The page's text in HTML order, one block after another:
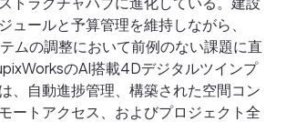
ュールと予算管理を維持しながら、
ムの調整において前例のない課題に直
のAI搭載4Dデジタルツインプ
、自動進捗管理、構築された空間コン
ートアクセス、およびプロジェクト全